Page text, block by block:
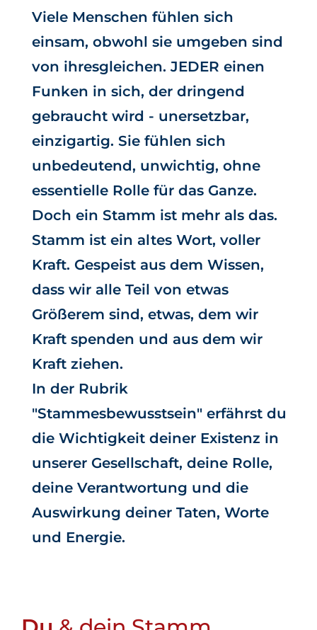
Viele Menschen fühlen sich
einsam, obwohl sie umgeben sind
von ihresgleichen. JEDER einen
Funken in sich, der dringend
gebraucht wird - unersetzbar,
einzigartig. Sie fühlen sich
unbedeutend, unwichtig, ohne
essentielle Rolle für das Ganze.
Doch ein Stamm ist mehr als das.
Stamm ist ein altes Wort, voller
Kraft. Gespeist aus dem Wissen,
dass wir alle Teil von etwas
Größerem sind, etwas, dem wir
Kraft spenden und aus dem wir
Kraft ziehen.
In der Rubrik
"Stammesbewusstsein" erfährst du
die Wichtigkeit deiner Existenz in
unserer Gesellschaft, deine Rolle,
deine Verantwortung und die
Auswirkung deiner Taten, Worte
und Energie.